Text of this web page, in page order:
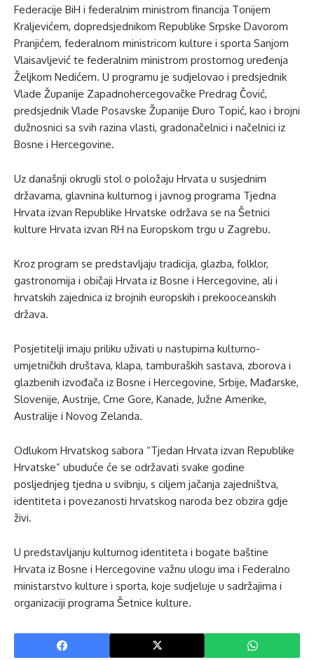
Federacije BiH i federalnim ministrom financija Tonijem
Kraljevićem, dopredsjednikom Republike Srpske Davorom
Pranjićem, federalnom ministricom kulture i sporta Sanjom
Vlaisavljević te federalnim ministrom prostornog uređenja
Željkom Nedićem. U programu je sudjelovao i predsjednik
Vlade Županije Zapadnohercegovačke Predrag Čović,
predsjednik Vlade Posavske Županije Đuro Topić, kao i brojni
dužnosnici sa svih razina vlasti, gradonačelnici i načelnici iz
Bosne i Hercegovine.
Uz današnji okrugli stol o položaju Hrvata u susjednim
državama, glavnina kulturnog i javnog programa Tjedna
Hrvata izvan Republike Hrvatske održava se na Šetnici
kulture Hrvata izvan RH na Europskom trgu u Zagrebu.
Kroz program se predstavljaju tradicija, glazba, folklor,
gastronomija i običaji Hrvata iz Bosne i Hercegovine, ali i
hrvatskih zajednica iz brojnih europskih i prekooceanskih
država.
Posjetitelji imaju priliku uživati u nastupima kulturno-
umjetničkih društava, klapa, tamburaških sastava, zborova i
glazbenih izvođača iz Bosne i Hercegovine, Srbije, Mađarske,
Slovenije, Austrije, Crne Gore, Kanade, Južne Amerike,
Australije i Novog Zelanda.
Odlukom Hrvatskog sabora “Tjedan Hrvata izvan Republike
Hrvatske” ubuduće će se održavati svake godine
posljednjeg tjedna u svibnju, s ciljem jačanja zajedništva,
identiteta i povezanosti hrvatskog naroda bez obzira gdje
živi.
U predstavljanju kulturnog identiteta i bogate baštine
Hrvata iz Bosne i Hercegovine važnu ulogu ima i Federalno
ministarstvo kulture i sporta, koje sudjeluje u sadržajima i
organizaciji programa Šetnice kulture.